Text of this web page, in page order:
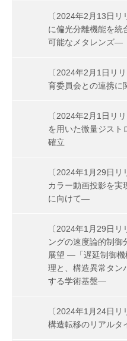
〔2024年2月13日
に偏光分離機能を
可能なメタレンズ―
〔2024年2月1日リ
育委員会との連携に
〔2024年2月1日リ
を用いた微量ジスト
確立
〔2024年1月29日
カラー動画投影を
に向けて―
〔2024年1月29日
ングの速度論的制御
展望 ―「遅延制御機
理と、構造異常タン
する学術基盤―
〔2024年1月24日
構造転移のリアルタ